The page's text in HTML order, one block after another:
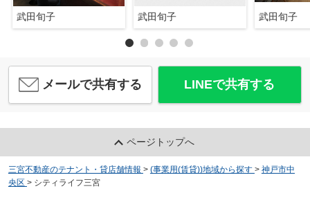
武田旬子 武田旬子 武田旬子
メールで共有する LINEで共有する
ページトップへ
三宮不動産のテナント・貸店舗情報 > (事業用(賃貸))地域から探す > 神戸市中
央区 > シティライフ三宮